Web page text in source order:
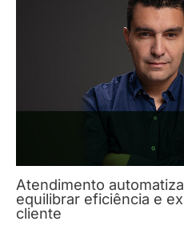
Atendimento
equilibrar eficiência e
cliente